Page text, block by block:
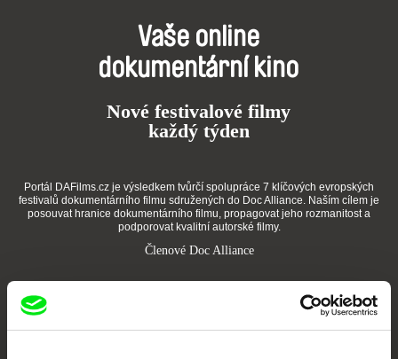
Vaše online
dokumentární kino
Nové festivalové filmy
každý týden
Portál DAFilms.cz je výsledkem tvůrčí spolupráce 7 klíčových evropských
festivalů dokumentárního filmu sdružených do Doc Alliance. Naším cílem je
posouvat hranice dokumentárního filmu, propagovat jeho rozmanitost a
podporovat kvalitní autorské filmy.
Členové Doc Alliance